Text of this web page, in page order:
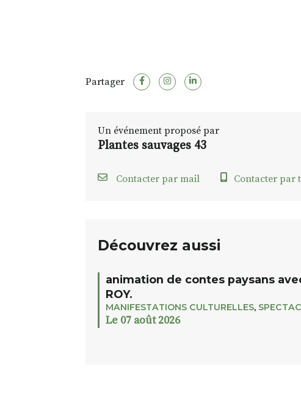
Partager
Un événement proposé par
Plantes sauvages 43
Contacter par mail Contacter par
Découvrez aussi
animation de contes paysans
ROY.
MANIFESTATIONS CULTURELLES,
Le 07 août 2026